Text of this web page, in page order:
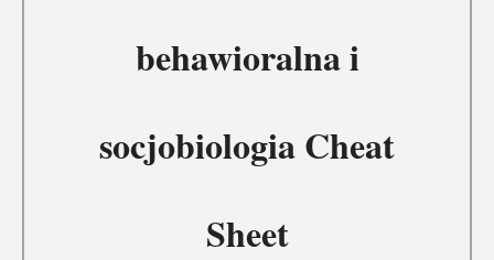
behawioralna i
socjobiologia Cheat
Sheet